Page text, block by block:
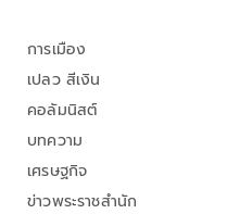
การเมือง
เปลว สีเงิน
คอลัมนิสต์
บทความ
เศรษฐกิจ
ข่าวพระราชสำนัก